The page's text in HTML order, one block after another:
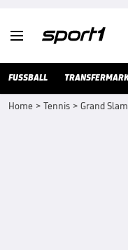

FUSSBALL
Home > Tennis > Grand